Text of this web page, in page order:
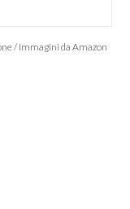
/ Immagini da Amazon